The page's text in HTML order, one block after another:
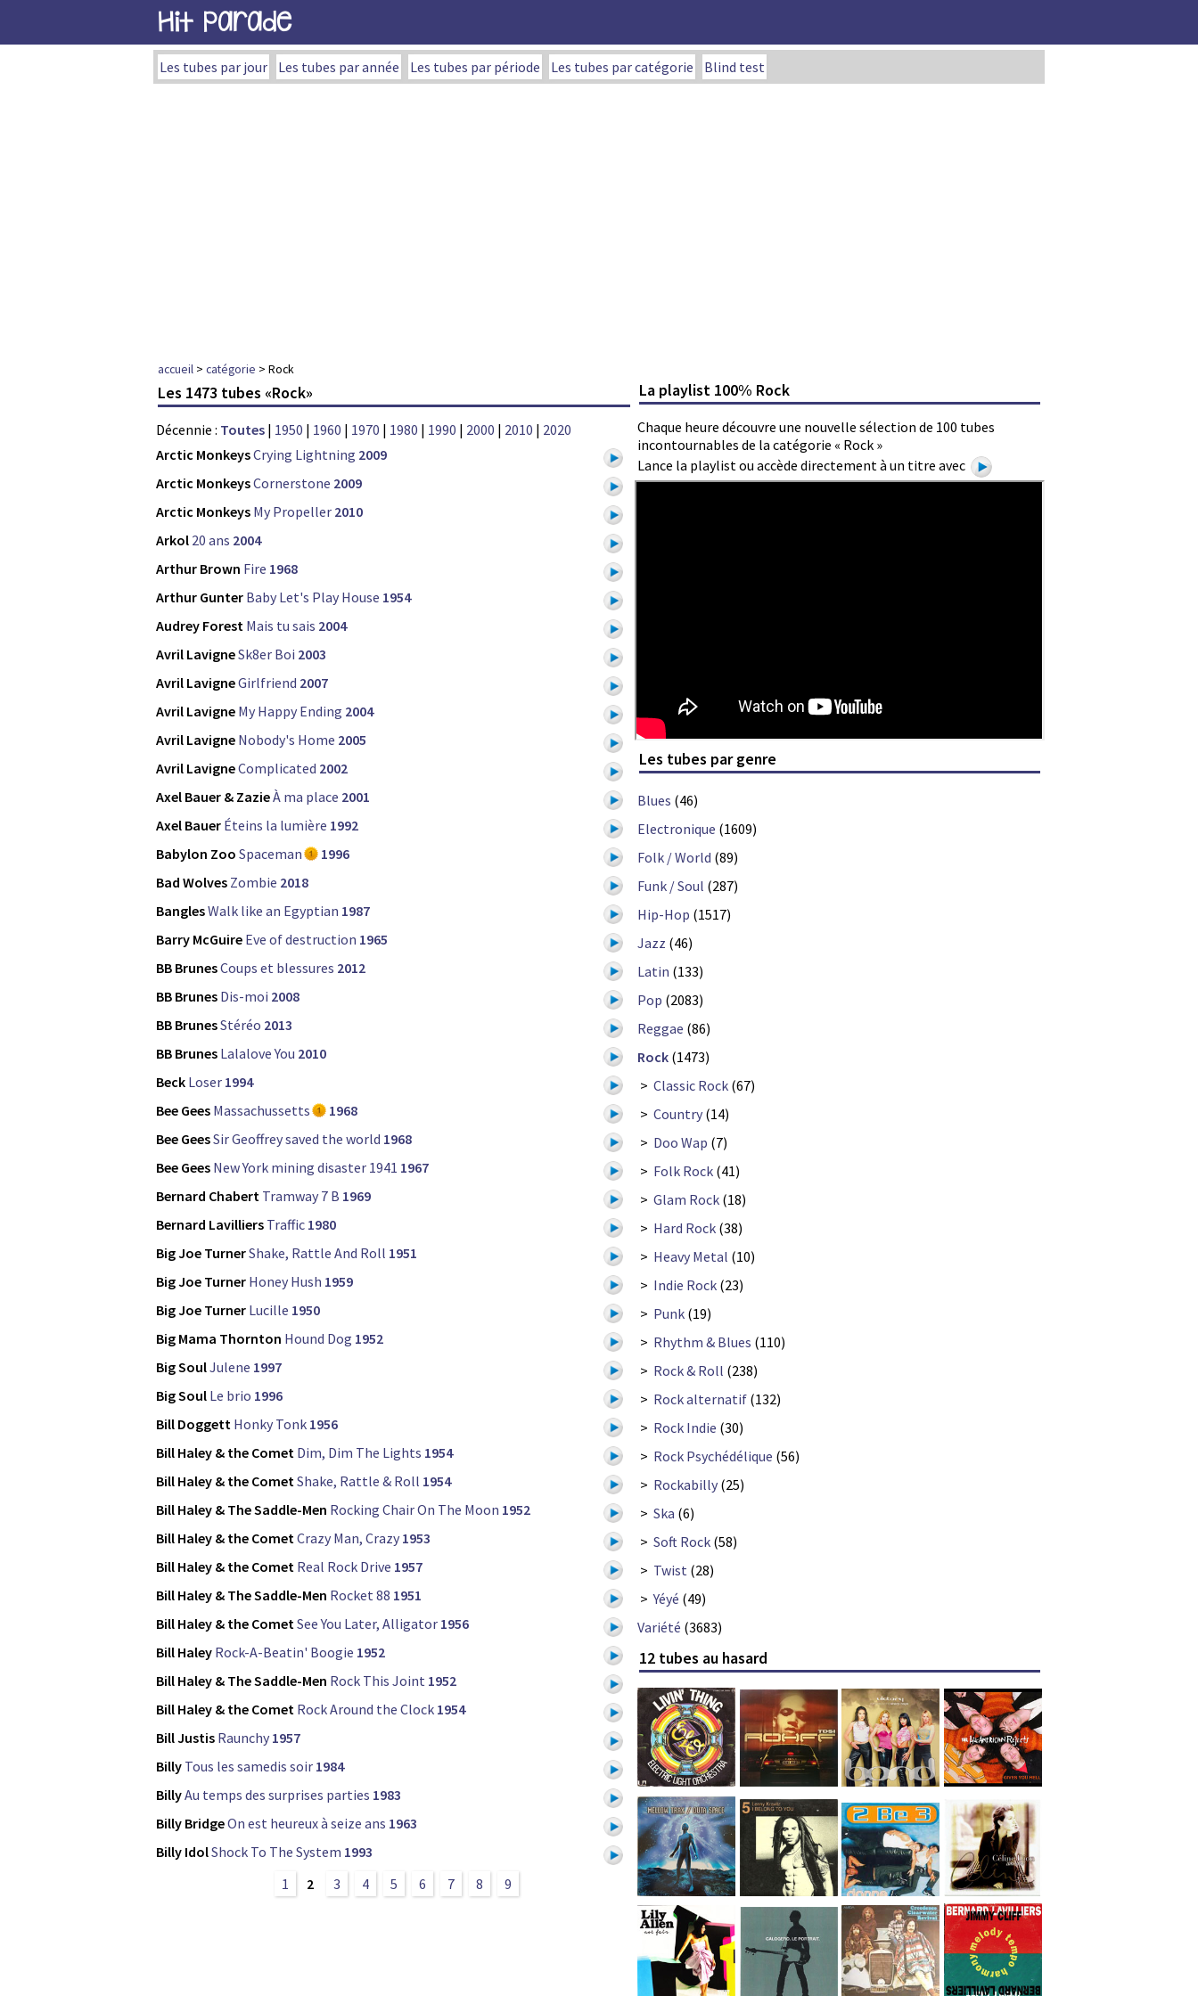
Hit Parade
Les tubes par jour Les tubes par année Les tubes par période Les tubes par catégorie Blind test
accueil > catégorie > Rock
La playlist 100% Rock
Chaque heure découvre une nouvelle sélection de 100 tubes
incontournables de la catégorie « Rock »
Lance la playlist ou accède directement à un titre avec
Les 1473 tubes «Rock»
Décennie : Toutes | 1950 | 1960 | 1970 | 1980 | 1990 | 2000 | 2010 | 2020
Arctic MonkeysCrying Lightning 2009
Arctic MonkeysCornerstone 2009
Arctic Monkeys My Propeller 2010
Arkol 20 ans 2004
Arthur Brown Fire 1968
Arthur Gunter Baby Let's Play House 1954
Audrey Forest Mais tu sais 2004
Avril LavigneSk8er Boi 2003
Avril LavigneGirlfriend 2007
Avril Lavigne My Happy Ending 2004
Avril Lavigne Nobody's Home 2005
Avril LavigneComplicated 2002
Axel Bauer & ZazieÀ ma place 2001
Axel Bauer Éteins la lumière 1992
Babylon Zoo Spaceman
1996
Bad Wolves Zombie 2018
BanglesWalk like an Egyptian 1987
Barry McGuire Eve of destruction 1965
BB BrunesCoups et blessures 2012
BB Brunes Dis-moi 2008
BB BrunesStéréo 2013
BB Brunes Lalalove You 2010
Beck Loser 1994
Bee Gees Massachussetts
1968
Bee GeesSir Geoffrey saved the world 1968
Bee Gees New York mining disaster 1941 1967
Bernard Chabert Tramway 7 B 1969
Bernard Lavilliers Traffic 1980
Big Joe TurnerShake, Rattle And Roll 1951
Big Joe Turner Honey Hush 1959
Big Joe Turner Lucille 1950
Big Mama Thornton Hound Dog 1952
Big SoulJulene 1997
Big Soul Le brio 1996
Bill Doggett Honky Tonk 1956
Bill Haley & the Comet Dim, Dim The Lights 1954
Bill Haley & the CometShake, Rattle & Roll 1954
Bill Haley & The Saddle-Men Rocking Chair On The Moon 1952
Bill Haley & the CometCrazy Man, Crazy 1953
Bill Haley & the Comet Real Rock Drive 1957
Bill Haley & The Saddle-Men Rocket 88 1951
Bill Haley & the CometSee You Later, Alligator 1956
Bill Haley Rock-A-Beatin' Boogie 1952
Bill Haley & The Saddle-Men Rock This Joint 1952
Bill Haley & the Comet Rock Around the Clock 1954
Bill Justis Raunchy 1957
Billy Tous les samedis soir 1984
BillyAu temps des surprises parties 1983
Billy BridgeOn est heureux à seize ans 1963
Billy IdolShock To The System 1993
1
2 3 4 5 6 7 8 9
Les tubes par genre
Blues (46)
Electronique (1609)
Folk / World (89)
Funk / Soul (287)
Hip-Hop (1517)
Jazz (46)
Latin (133)
Pop (2083)
Reggae (86)
Rock (1473)
> Classic Rock (67)
> Country (14)
> Doo Wap (7)
> Folk Rock (41)
> Glam Rock (18)
> Hard Rock (38)
> Heavy Metal (10)
> Indie Rock (23)
> Punk (19)
> Rhythm & Blues (110)
> Rock & Roll (238)
> Rock alternatif (132)
> Rock Indie (30)
> Rock Psychédélique (56)
> Rockabilly (25)
> Ska (6)
> Soft Rock (58)
> Twist (28)
>Yéyé (49)
Variété (3683)
12 tubes au hasard